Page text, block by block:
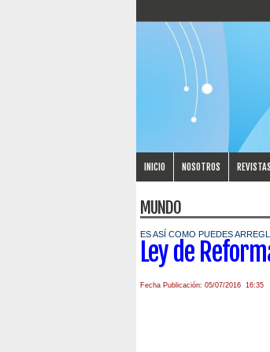
INICIO NOSOTROS
MUNDO
ES ASÍ COMO PUEDES
Ley de
Fecha Publicación: 05/07/2016 16:35